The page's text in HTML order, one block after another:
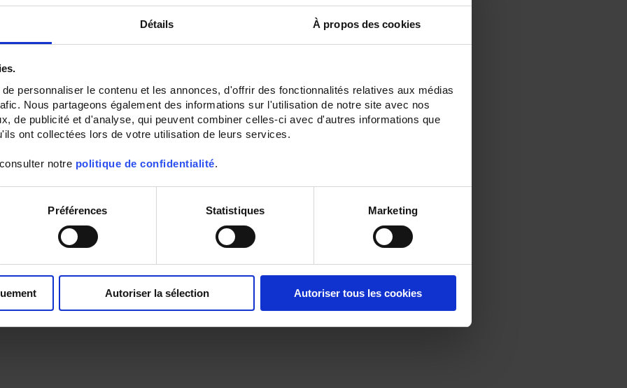
Détails À propos des cookies
personnaliser le contenu et les annonces, d'offrir des fonctionnalités relatives aux médias
Nous partageons également des informations sur l'utilisation de notre site avec nos
de publicité et d'analyse, qui peuvent combiner celles-ci avec d'autres informations que
ont collectées lors de votre utilisation de leurs services.
notre politique de confidentialité.
Préférences Statistiques Marketing
Autoriser la sélection Autoriser tous les cookies